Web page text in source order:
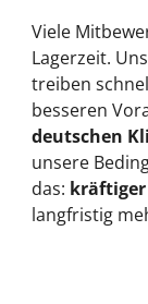
Viele
Lagerzeit.
treiben
besseren
deutschen
unsere
das:
langfristig